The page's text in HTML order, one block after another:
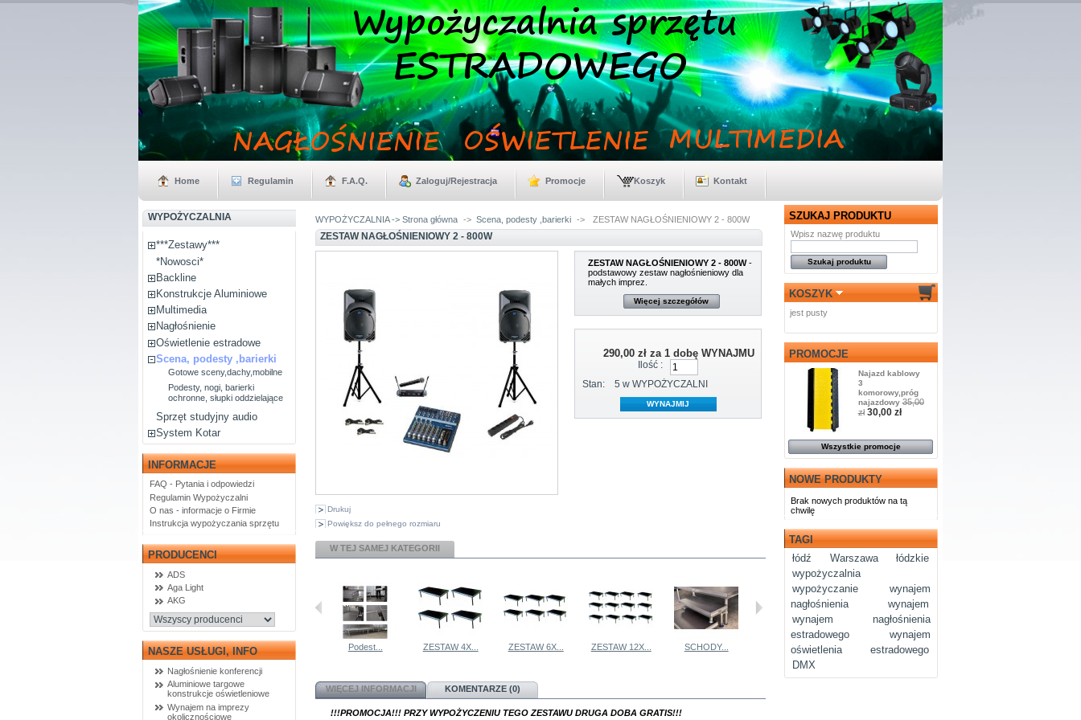
Home Regulamin F.A.Q. Zaloguj/Rejestracja Promocje Koszyk Kontakt
WYPOŻYCZALNIA
***Zestawy***
*Nowosci*
Backline
Konstrukcje Aluminiowe
Multimedia
Nagłośnienie
Oświetlenie estradowe
Scena, podesty ,barierki
Gotowe sceny,dachy,mobilne
Podesty, nogi, barierki
ochronne, słupki oddzielające
Sprzęt studyjny audio
System Kotar
INFORMACJE
FAQ - Pytania i odpowiedzi
Regulamin Wypożyczalni
O nas - informacje o Firmie
Instrukcja wypożyczania sprzętu
PRODUCENCI
ADS
Aga Light
AKG
NASZE USŁUGI, INFO
Nagłośnienie konferencji
Aluminiowe targowe
konstrukcje oświetleniowe
Wynajem na imprezy
okolicznościowe
WYPOŻYCZALNIA -> Strona główna -> Scena, podesty ,barierki -> ZESTAW NAGŁOŚNIENIOWY 2 - 800W
ZESTAW NAGŁOŚNIENIOWY 2 - 800W
Drukuj
Powiększ do pełnego rozmiaru
ZESTAW NAGŁOŚNIENIOWY 2 - 800W-
podstawowy zestaw nagłośnieniowy dla
małych imprez.
Więcej szczegółów
290,00 złza 1 dobę WYNAJMU
Ilość :
Stan:
5 w WYPOŻYCZALNI
W TEJ SAMEJ KATEGORII
Podest... ZESTAW 4X... ZESTAW 6X... ZESTAW 12X... SCHODY... Noga do... Rampa...
WIĘCEJ INFORMACJI KOMENTARZE (0)
!!!PROMOCJA!!! PRZY WYPOŻYCZENIU TEGO ZESTAWU DRUGA DOBA GRATIS!!!
SZUKAJ PRODUKTU
Wpisz nazwę produktu
KOSZYK
jest pusty
PROMOCJE
Najazd kablowy
3
komorowy,próg
najazdowy35,00
zł 30,00 zł
Wszystkie promocje
NOWE PRODUKTY
Brak nowych produktów na tą
chwilę
TAGI
łódź
Warszawa
łódzkie
wypożyczalnia
wypożyczanie
wynajem
nagłośnienia
wynajem
wynajem nagłośnienia
estradowego
wynajem
oświetlenia estradowego
DMX